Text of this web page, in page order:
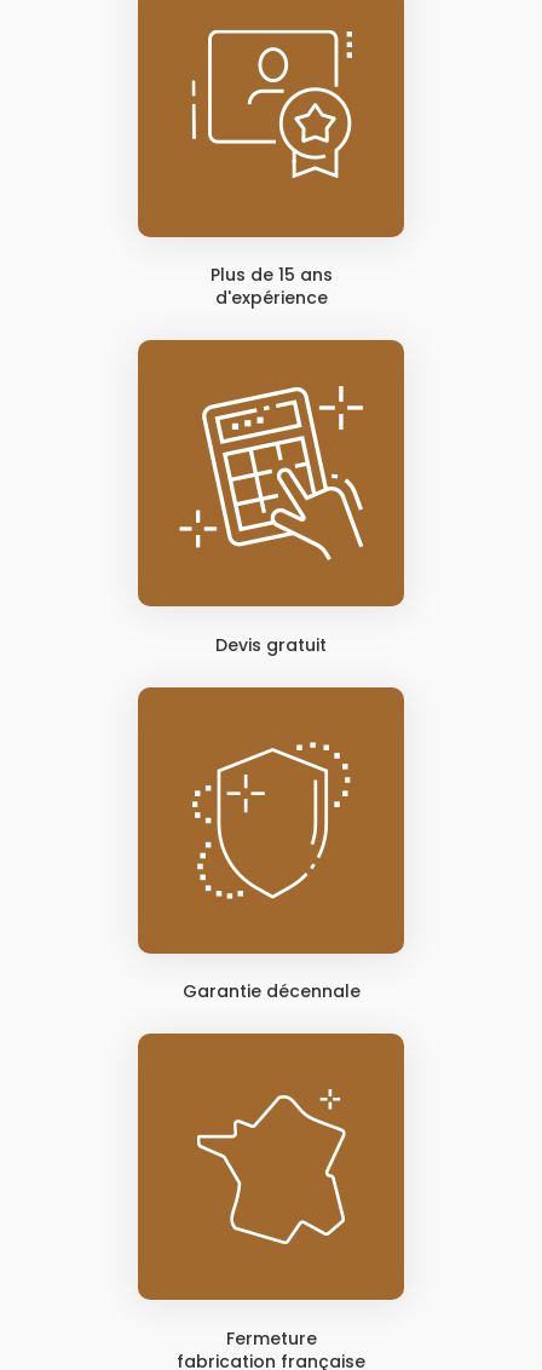
Plus de 15 ans
d'expérience
Devis gratuit
Garantie décennale
Fermeture
fabrication française